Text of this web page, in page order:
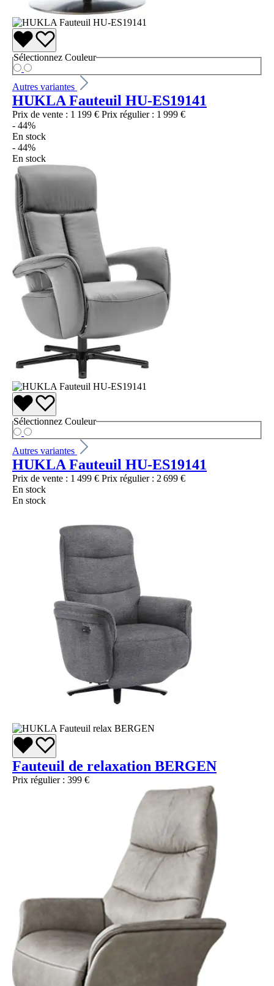
Sélectionnez Couleur
Autres variantes
HUKLA Fauteuil HU-ES19141
Prix de vente : 1 199 € Prix régulier : 1 999 €
- 44%
En stock
- 44%
En stock
Sélectionnez Couleur
Autres variantes
HUKLA Fauteuil HU-ES19141
Prix de vente : 1 499 € Prix régulier : 2 699 €
En stock
En stock
Fauteuil de relaxation BERGEN
Prix régulier : 399 €